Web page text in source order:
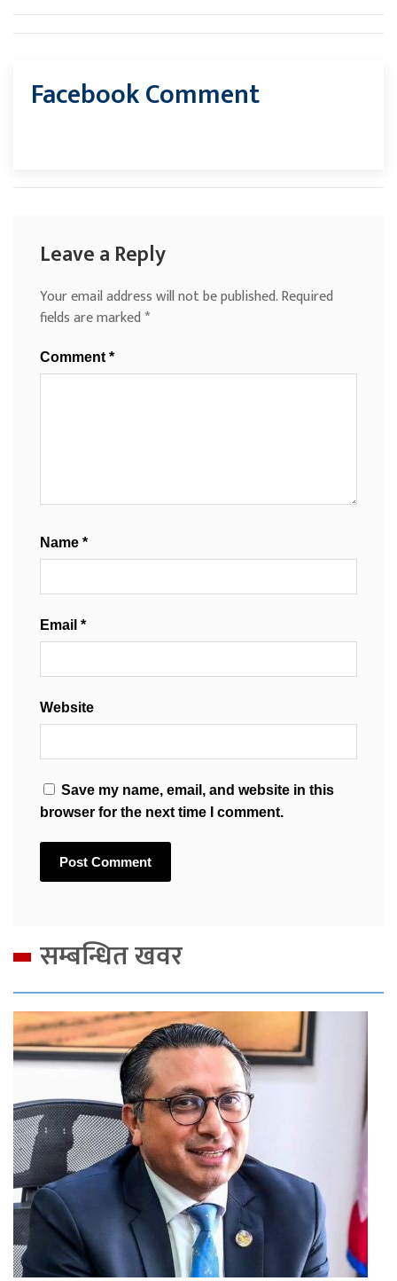
Facebook Comment
Leave a Reply
Your email address will not be published.Required
fields are marked*
Comment *
Name *
Email *
Website
Save my name, email, and website in this
browser for the next time I comment.
सम्बन्धित खवर